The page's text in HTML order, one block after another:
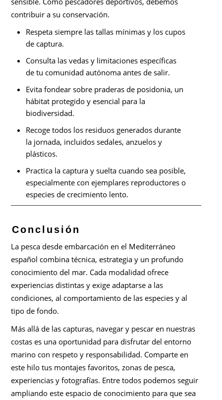
contribuir a su conservación.
Respeta siempre las tallas mínimas y los cupos
de captura.
Consulta las vedas y limitaciones específicas
de tu comunidad autónoma antes de salir.
Evita fondear sobre praderas de posidonia, un
hábitat protegido y esencial para la
biodiversidad.
Recoge todos los residuos generados durante
la jornada, incluidos sedales, anzuelos y
plásticos.
Practica la captura y suelta cuando sea posible,
especialmente con ejemplares reproductores o
especies de crecimiento lento.
Conclusión
La pesca desde embarcación en el Mediterráneo
español combina técnica, estrategia y un profundo
conocimiento del mar. Cada modalidad ofrece
experiencias distintas y exige adaptarse a las
condiciones, al comportamiento de las especies y al
tipo de fondo.
Más allá de las capturas, navegar y pescar en nuestras
costas es una oportunidad para disfrutar del entorno
marino con respeto y responsabilidad. Comparte en
este hilo tus montajes favoritos, zonas de pesca,
experiencias y fotografías. Entre todos podemos seguir
ampliando este espacio de conocimiento para que sea